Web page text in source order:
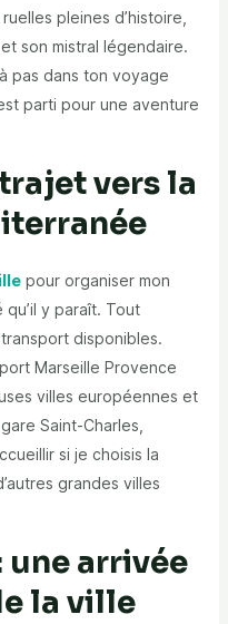
pleines d’histoire,
son mistral légendaire.
pas dans ton voyage
parti pour une aventure
vers la
pour organiser mon
qu’il y paraît. Tout
disponibles.
Marseille Provence
villes européennes et
Saint-Charles,
si je choisis la
grandes villes
arrivée
la ville